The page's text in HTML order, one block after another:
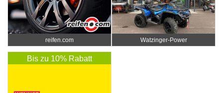
reifen.com Watzinger-Power
Bis zu 10% Rabatt